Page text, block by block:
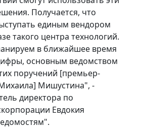
Получается, что
единым вендором
такого центра технологий.
в ближайшее время
основным ведомством
поручений [премьер-
Мишустина", -
директора по
Евдокия